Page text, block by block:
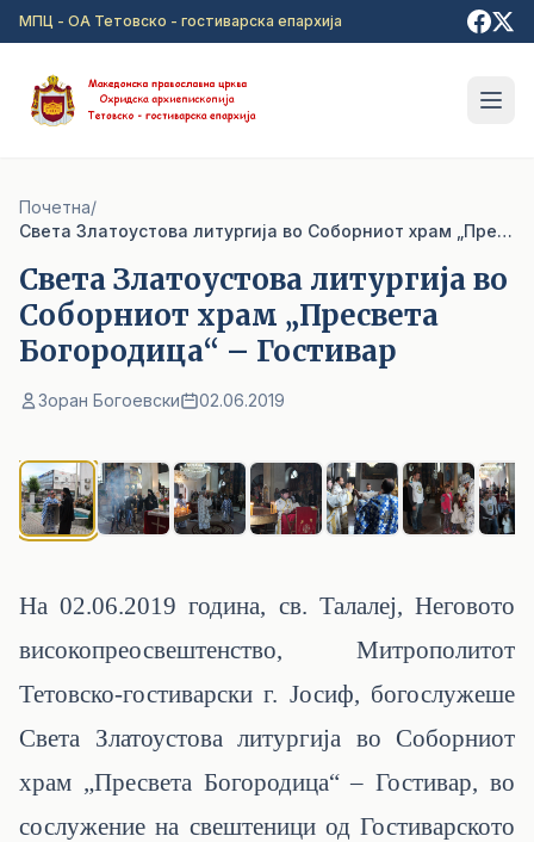
Прејди на главна содржина
МПЦ - ОА Тетовско - гостиварска епархија
Почетна/
Света Златоустова литургија во Соборниот храм „Пресвета Богородица“ – Гостивар
Света Златоустова литургија во
Соборниот храм „Пресвета
Богородица“ – Гостивар
Зоран Богоевски 02.06.2019
На 02.06.2019 година, св. Талалеј, Неговото
високопреосвештенство, Митрополитот
Тетовско-гостиварски г. Јосиф, богослужеше
Света Златоустова литургија во Соборниот
храм „Пресвета Богородица“ – Гостивар, во
сослужение на свештеници од Гостиварското